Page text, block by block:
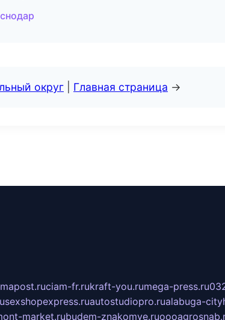
округ Главная страница →
ciam-fr.rukraft-you.rumega-press.ru
sexshopexpress.ruautostudiopro.rualabuga-
market.rubudem-znakomye.ru